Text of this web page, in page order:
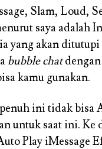
Slam, Loud,
saya adalah
yang akan
bubble chat
kamu gunakan.
ini tidak bisa
untuk saat ini. Ke
Play iMessage